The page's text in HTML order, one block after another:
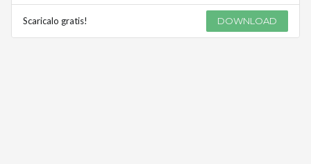
Scaricalo gratis! DOWNLOAD